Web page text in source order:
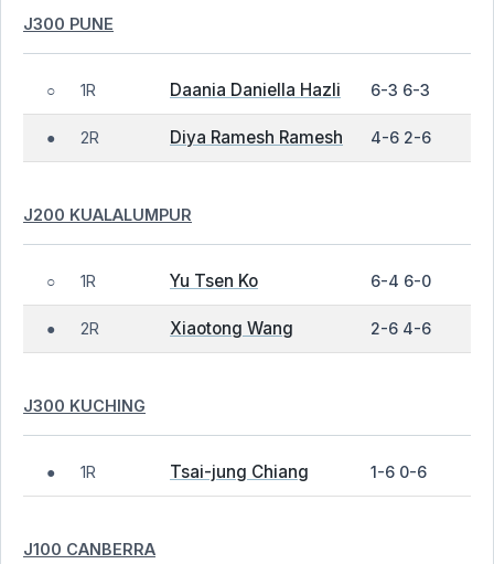
J300 PUNE
○ 1R Daania Daniella Hazli 6-3 6-3
● 2R Diya Ramesh Ramesh 4-6 2-6
J200 KUALALUMPUR
○ 1R Yu Tsen Ko 6-4 6-0
● 2R Xiaotong Wang 2-6 4-6
J300 KUCHING
● 1R Tsai-jung Chiang 1-6 0-6
J100 CANBERRA